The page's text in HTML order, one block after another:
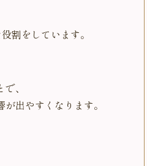
割をしています。
、
出やすくなります。